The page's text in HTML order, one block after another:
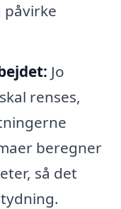
påvirke
Jo
renses,
beregner
så det